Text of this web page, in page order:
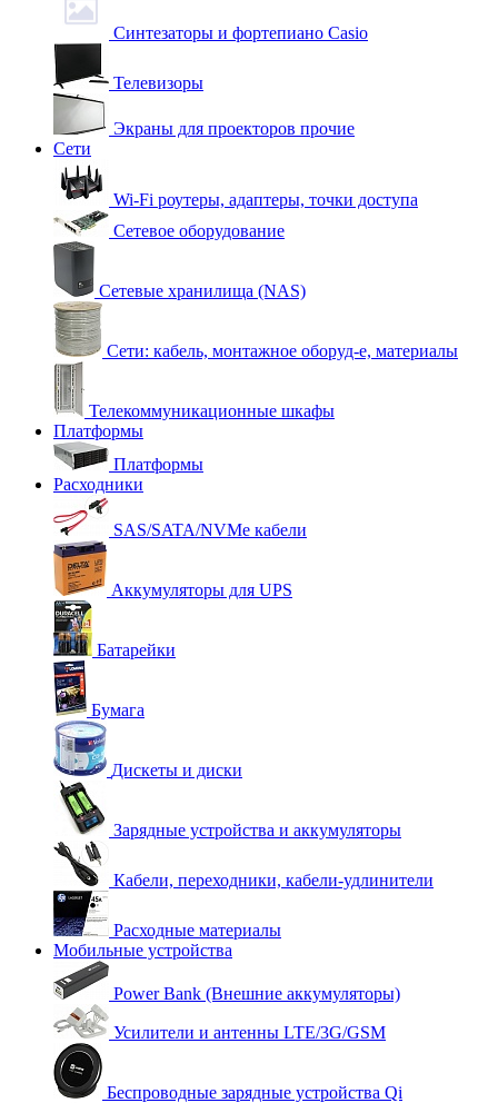
Синтезаторы и фортепиано Casio
Телевизоры
Экраны для проекторов прочие
Сети
Wi-Fi роутеры, адаптеры, точки доступа
Сетевое оборудование
Сетевые хранилища (NAS)
Сети: кабель, монтажное оборуд-е, материалы
Телекоммуникационные шкафы
Платформы
Платформы
Расходники
SAS/SATA/NVMe кабели
Аккумуляторы для UPS
Батарейки
Бумага
Дискеты и диски
Зарядные устройства и аккумуляторы
Кабели, переходники, кабели-удлинители
Расходные материалы
Мобильные устройства
Power Bank (Внешние аккумуляторы)
Усилители и антенны LTE/3G/GSM
Беспроводные зарядные устройства Qi